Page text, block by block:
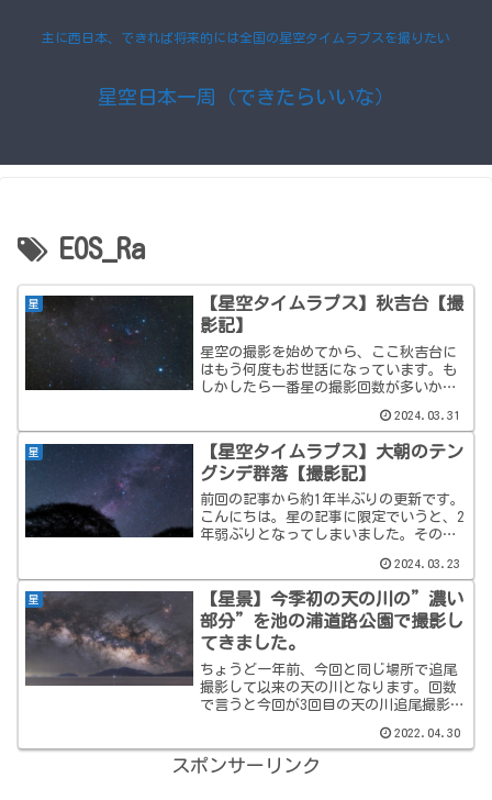
主に西日本、できれば将来的には全国の星空タイムラプスを撮りたい
星空日本一周（できたらいいな）
EOS_Ra
星
【星空タイムラプス】秋吉台【撮
影記】
星空の撮影を始めてから、ここ秋吉台に
はもう何度もお世話になっています。も
しかしたら一番星の撮影回数が多いか
がり高い木がないので360度撮影できる
し、少し奥に入ればまず人と会うことは
ない。星景撮影には最適の...
2024.03.31
星
【星空タイムラプス】大朝のテン
グシデ群落【撮影記】
前回の記事から約1年半ぶりの更新です。
こんにちは。星の記事に限定でいうと、2
年弱ぶりとなってしまいました。その
ようですが見事にスルーして今に至りま
す。犯人（あえて犯人呼ばわり）のアカ
ウントは未だにしれっと...
2024.03.23
星
【星景】今季初の天の川の”濃い
部分”を池の浦道路公園で撮影し
てきました。
ちょうど一年前、今回と同じ場所で追尾
撮影して以来の天の川となります。回数
で言うと今回が3回目の天の川追尾撮影で
です。追尾撮影を始めた一昨年は、天の
川の季節になるとモチベーションが下が
りました。理由は、天の...
2022.04.30
スポンサーリンク